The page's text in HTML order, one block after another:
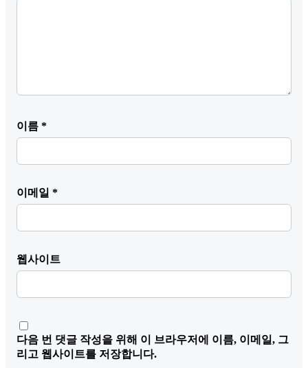
이름 *
이메일 *
웹사이트
다음 번 댓글 작성을 위해 이 브라우저에 이름, 이메일, 그
리고 웹사이트를 저장합니다.